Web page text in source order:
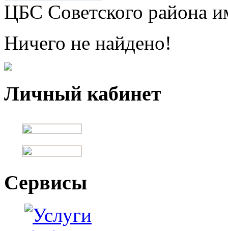
ЦБС Советского района
Ничего не найдено!
Личный кабинет
Сервисы